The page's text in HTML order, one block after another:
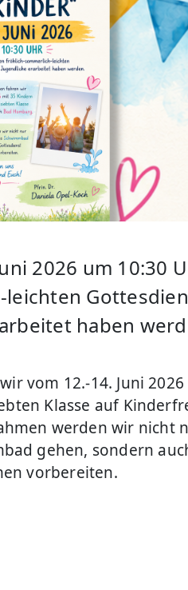
2026 um 10:30
haben
vom 12.-14. Juni
Klasse auf
werden wir nicht
gehen, sondern
vorbereiten.